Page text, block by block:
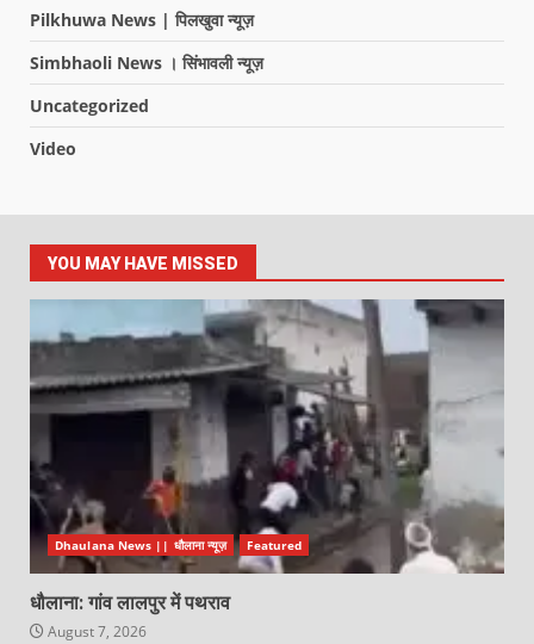
Pilkhuwa News | पिलखुवा न्यूज़
Simbhaoli News । सिंभावली न्यूज़
Uncategorized
Video
YOU MAY HAVE MISSED
Dhaulana News || धौलाना न्यूज़ Featured
धौलाना: गांव लालपुर में पथराव
August 7, 2026